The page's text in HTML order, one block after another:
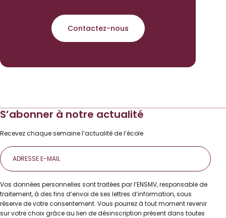
Contactez-nous
S’abonner à notre actualité
Recevez chaque semaine l’actualité de l’école
E-
mail
Vos données personnelles sont traitées par l’ENSMV, responsable de
traitement, à des fins d’envoi de ses lettres d’information, sous
réserve de votre consentement. Vous pourrez à tout moment revenir
sur votre choix grâce au lien de désinscription présent dans toutes